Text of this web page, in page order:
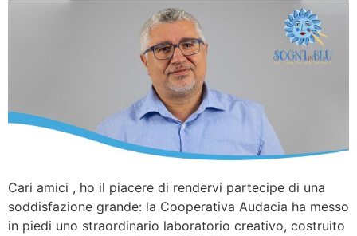
Cari amici , ho il piacere di rendervi partecipe di una
soddisfazione grande: la Cooperativa Audacia ha messo
in piedi uno straordinario laboratorio creativo, costruito